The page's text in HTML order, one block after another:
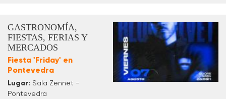
GASTRONOMÍA,
FIESTAS, FERIAS Y
MERCADOS
Fiesta 'Friday' en
Pontevedra
Lugar: Sala Zennet -
Pontevedra